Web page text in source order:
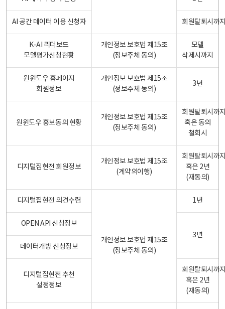
AI 공간 데이터 이용 신청자 회원탈퇴시까
K-AI 리더보드
모델평가신청현황
개인정보 보호법 제15조
(정보주체 동의)
모델
삭제시까지
원윈도우 홈페이지
회원정보
개인정보 보호법 제15조
(정보주체 동의)
3년
원윈도우 홍보동의 현황
개인정보 보호법 제15조
(정보주체 동의)
회원탈퇴시까
혹은 동의
철회시
디지털집현전 회원정보
개인정보 보호법 제15조
(계약의이행)
회원탈퇴시까
혹은 2년
(재동의)
디지털집현전 의견수렴
개인정보 보호법 제15조
(정보주체 동의)
1년
OPEN API 신청정보
3년
데이터개방 신청정보
디지털집현전 추천
설정정보
회원탈퇴시까
혹은 2년
(재동의)